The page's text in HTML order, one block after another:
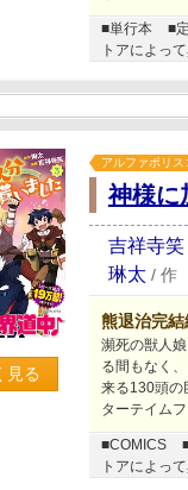
■単行本 ■
トアによっ
見る
アルファポリス
神様に
吉祥寺笑
琳太 / 作
熊退治完
瀕死の獣人
る間もなく
来る130頭の
ターテイム
■COMICS
トアによっ